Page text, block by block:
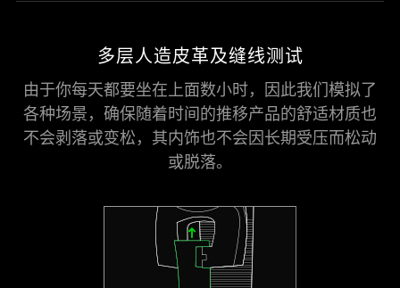
多层人造皮革及缝线测试
由于你每天都要坐在上面数小时，因此我们模拟了
各种场景，确保随着时间的推移产品的舒适材质也
不会剥落或变松，其内饰也不会因长期受压而松动
或脱落。